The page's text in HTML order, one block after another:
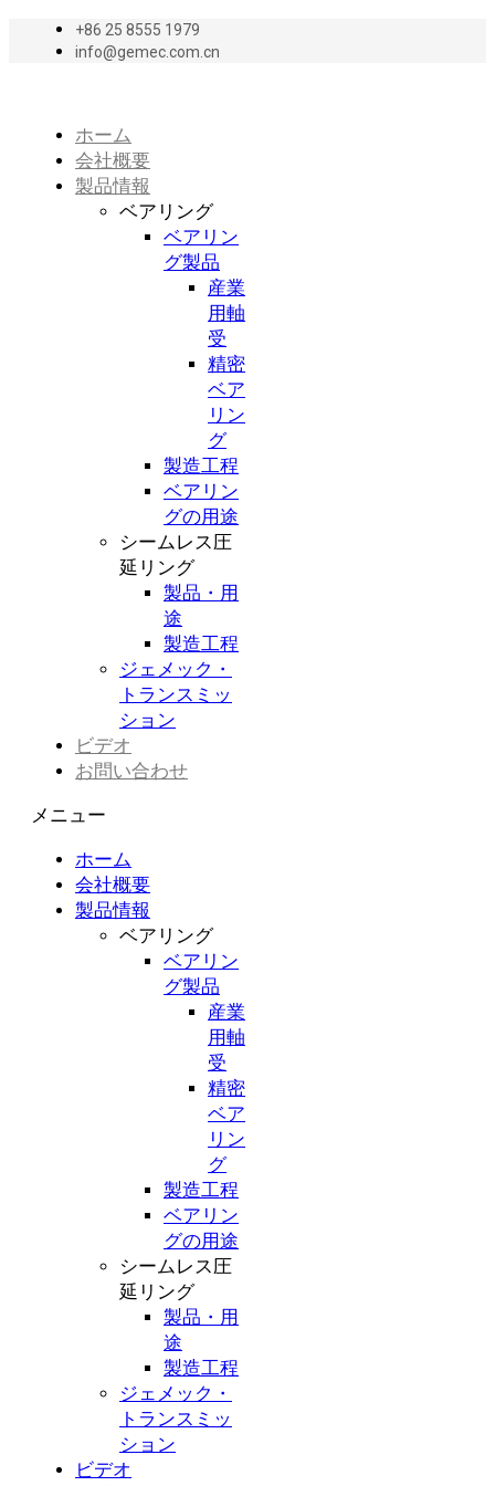
+86 25 8555 1979
info@gemec.com.cn
ホーム
会社概要
製品情報
ベアリング
ベアリン
グ製品
産業
用軸
受
精密
ベア
リン
グ
製造工程
ベアリン
グの用途
シームレス圧
延リング
製品・用
途
製造工程
ジェメック・
トランスミッ
ション
ビデオ
お問い合わせ
メニュー
ホーム
会社概要
製品情報
ベアリング
ベアリン
グ製品
産業
用軸
受
精密
ベア
リン
グ
製造工程
ベアリン
グの用途
シームレス圧
延リング
製品・用
途
製造工程
ジェメック・
トランスミッ
ション
ビデオ